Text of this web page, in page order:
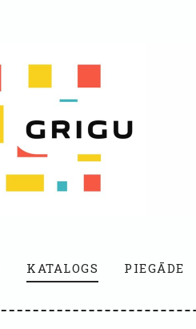
KATALOGS PIEGĀDE